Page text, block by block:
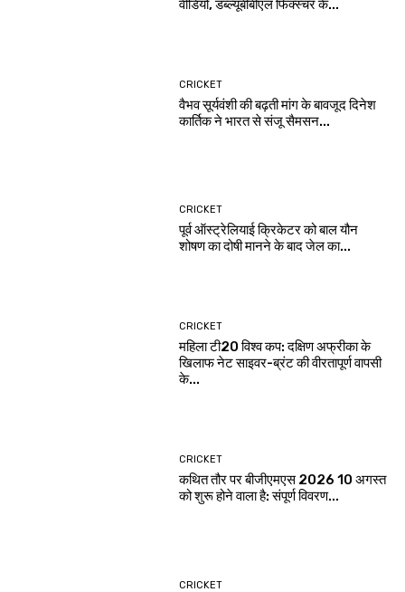
वीडियो, डब्ल्यूबीबीएल फिक्स्चर के...
CRICKET
वैभव सूर्यवंशी की बढ़ती मांग के बावजूद दिनेश
कार्तिक ने भारत से संजू सैमसन...
CRICKET
पूर्व ऑस्ट्रेलियाई क्रिकेटर को बाल यौन
शोषण का दोषी मानने के बाद जेल का...
CRICKET
महिला टी20 विश्व कप: दक्षिण अफ्रीका के
खिलाफ नेट साइवर-ब्रंट की वीरतापूर्ण वापसी
के...
CRICKET
कथित तौर पर बीजीएमएस 2026 10 अगस्त
को शुरू होने वाला है: संपूर्ण विवरण...
CRICKET